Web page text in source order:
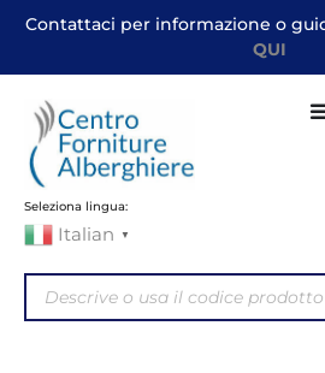
Contattaci per informazione o
QUI
Seleziona lingua:
Italian ▼